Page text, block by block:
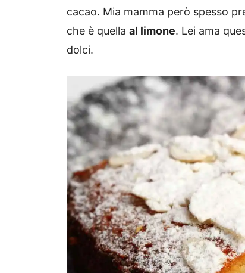
cacao. Mia mamma però spesso
che è quella al limone. Lei ama
dolci.